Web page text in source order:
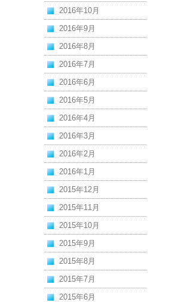
2016年10月
2016年9月
2016年8月
2016年7月
2016年6月
2016年5月
2016年4月
2016年3月
2016年2月
2016年1月
2015年12月
2015年11月
2015年10月
2015年9月
2015年8月
2015年7月
2015年6月